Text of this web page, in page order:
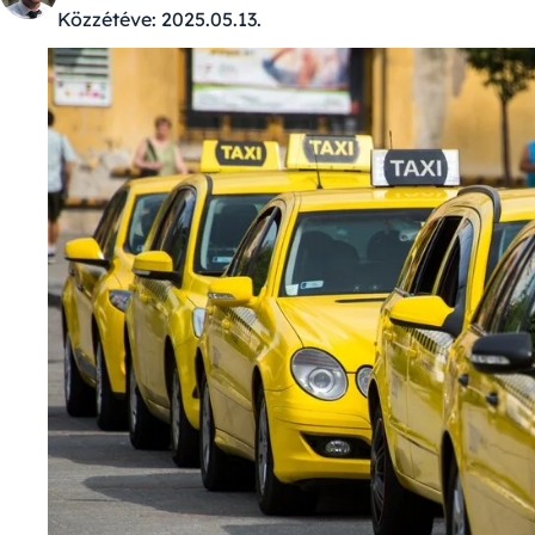
Közzétéve: 2025.05.13.